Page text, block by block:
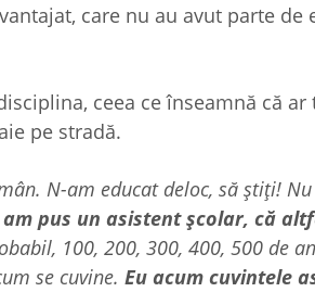
care nu au avut parte de
ceea ce înseamnă că
pe stradă.
N-am educat deloc, să știți!
pus un asistent școlar, că
100, 200, 300, 400, 500 de
se cuvine. Eu acum cuvintele